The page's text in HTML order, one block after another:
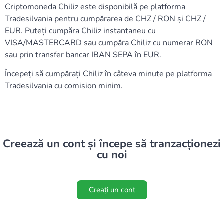
Criptomoneda Chiliz este disponibilă pe platforma
Tradesilvania pentru cumpărarea de CHZ / RON și CHZ /
EUR. Puteți cumpăra Chiliz instantaneu cu
VISA/MASTERCARD sau cumpăra Chiliz cu numerar RON
sau prin transfer bancar IBAN SEPA în EUR.
Începeți să cumpărați Chiliz în câteva minute pe platforma
Tradesilvania cu comision minim.
Creează un cont și începe să tranzacționezi
cu noi
Creați un cont